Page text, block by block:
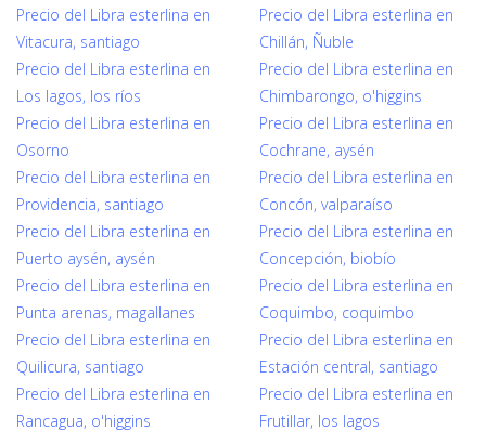
Precio del Libra esterlina en
Vitacura, santiago
Precio del Libra esterlina en
Los lagos, los ríos
Precio del Libra esterlina en
Osorno
Precio del Libra esterlina en
Providencia, santiago
Precio del Libra esterlina en
Puerto aysén, aysén
Precio del Libra esterlina en
Punta arenas, magallanes
Precio del Libra esterlina en
Quilicura, santiago
Precio del Libra esterlina en
Rancagua, o'higgins
Precio del Libra esterlina en
Chillán, Ñuble
Precio del Libra esterlina en
Chimbarongo, o'higgins
Precio del Libra esterlina en
Cochrane, aysén
Precio del Libra esterlina en
Concón, valparaíso
Precio del Libra esterlina en
Concepción, biobío
Precio del Libra esterlina en
Coquimbo, coquimbo
Precio del Libra esterlina en
Estación central, santiago
Precio del Libra esterlina en
Frutillar, los lagos